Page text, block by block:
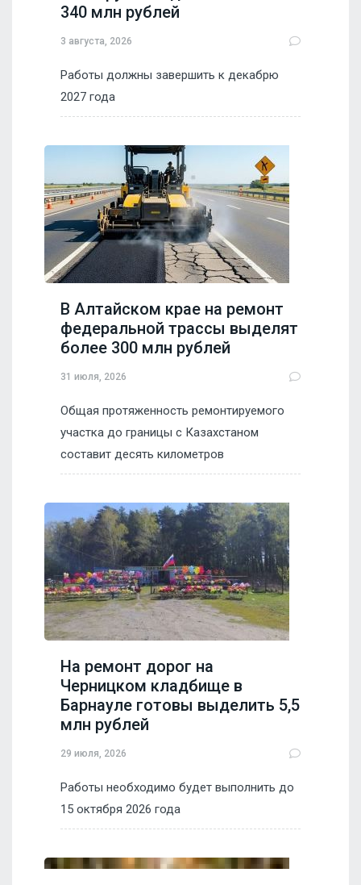
340 млн рублей
3 августа, 2026
Работы должны завершить к декабрю
2027 года
В Алтайском крае на ремонт
федеральной трассы выделят
более 300 млн рублей
31 июля, 2026
Общая протяженность ремонтируемого
участка до границы с Казахстаном
составит десять километров
На ремонт дорог на
Черницком кладбище в
Барнауле готовы выделить 5,5
млн рублей
29 июля, 2026
Работы необходимо будет выполнить до
15 октября 2026 года